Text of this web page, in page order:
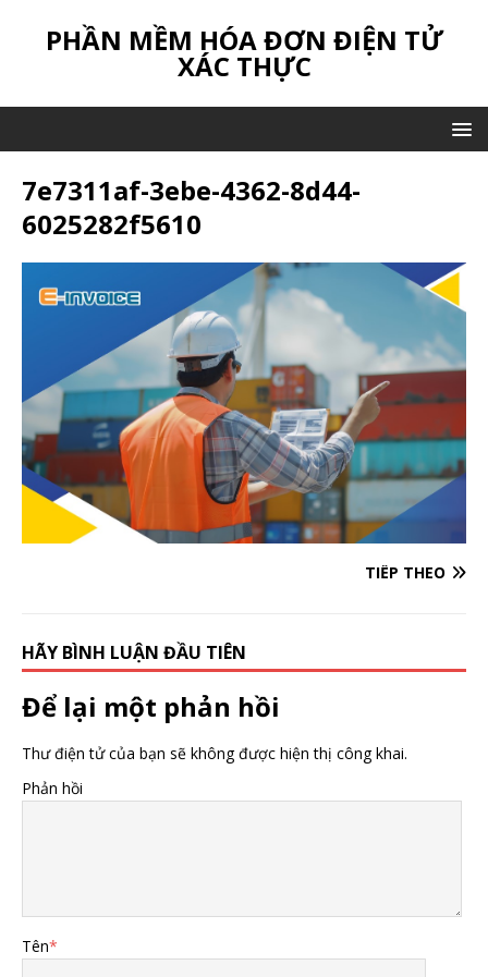
PHẦN MỀM HÓA ĐƠN ĐIỆN TỬ
XÁC THỰC
7e7311af-3ebe-4362-8d44-
6025282f5610
TIẾP THEO
HÃY BÌNH LUẬN ĐẦU TIÊN
Để lại một phản hồi
Thư điện tử của bạn sẽ không được hiện thị công khai.
Phản hồi
Tên*